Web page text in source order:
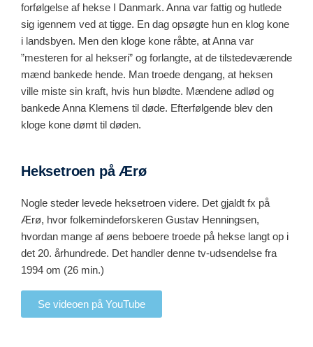
forfølgelse af hekse I Danmark. Anna var fattig og hutlede
sig igennem ved at tigge. En dag opsøgte hun en klog kone
i landsbyen. Men den kloge kone råbte, at Anna var
”mesteren for al hekseri” og forlangte, at de tilstedeværende
mænd bankede hende. Man troede dengang, at heksen
ville miste sin kraft, hvis hun blødte. Mændene adlød og
bankede Anna Klemens til døde. Efterfølgende blev den
kloge kone dømt til døden.
Heksetroen på Ærø
Nogle steder levede heksetroen videre. Det gjaldt fx på
Ærø, hvor folkemindeforskeren Gustav Henningsen,
hvordan mange af øens beboere troede på hekse langt op i
det 20. århundrede. Det handler denne tv-udsendelse fra
1994 om (26 min.)
Se videoen på YouTube